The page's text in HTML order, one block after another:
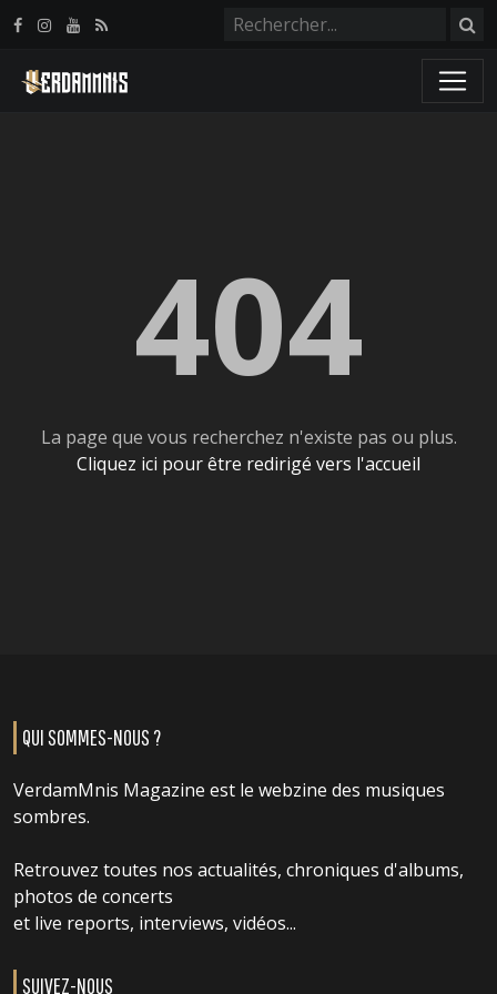
404
La page que vous recherchez n'existe pas ou plus.
Cliquez ici pour être redirigé vers l'accueil
QUI SOMMES-NOUS ?
VerdamMnis Magazine est le webzine des musiques
sombres.
Retrouvez toutes nos actualités, chroniques d'albums,
photos de concerts
et live reports, interviews, vidéos...
SUIVEZ-NOUS
Panneau de gestion des cookies